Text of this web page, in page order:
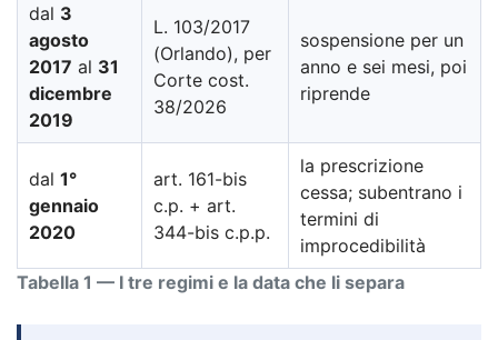
Tabella 1 — I tre regimi e la data che li separa
dal 3
agosto
2017 al 31
dicembre
2019
L. 103/2017
(Orlando), per
Corte cost.
38/2026
sospensione per un
anno e sei mesi, poi
riprende
dal 1°
gennaio
2020
art. 161-bis
c.p. + art.
344-bis c.p.p.
la prescrizione
cessa; subentrano i
termini di
improcedibilità